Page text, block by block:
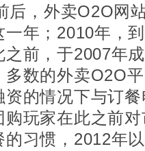
后，外卖O2O网
一年；2010年，
之前，于2007年
多数的外卖O2O
资的情况下与订
购玩家在此之前
的习惯，2012年